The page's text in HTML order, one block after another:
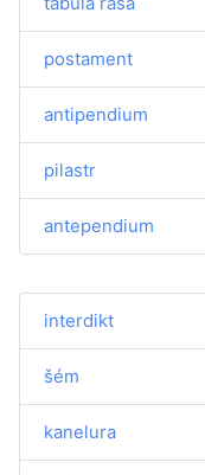
postament
antipendium
pilastr
antependium
interdikt
šém
kanelura